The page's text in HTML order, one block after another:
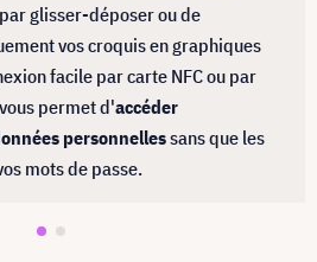
glisser-déposer ou de
vos croquis en graphiques
facile par carte NFC ou par
permet d'accéder
personnellessans que les
mots de passe.